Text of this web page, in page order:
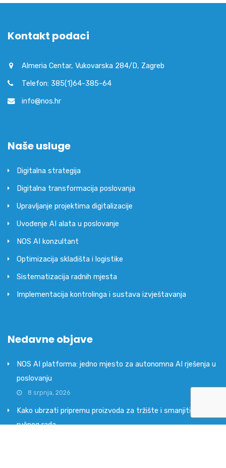
Kontakt podaci
Almeria Centar, Vukovarska 284/D, Zagreb
Telefon: 385(1)64-385-64
info@nos.hr
Naše usluge
Digitalna strategija
Digitalna transformacija poslovanja
Upravljanje projektima digitalizacije
Uvođenje AI alata u poslovanje
NOS AI konzultant
Optimizacija skladišta i logistike
Sistematizacija radnih mjesta
Implementacija kontrolinga i sustava izvještavanja
Nedavne objave
NOS AI platforma: jedno mjesto za autonomna AI rješenja u
poslovanju
8 srpnja, 2026
Kako ubrzati pripremu proizvoda za tržište i smanjiti trošak
ručnog rada